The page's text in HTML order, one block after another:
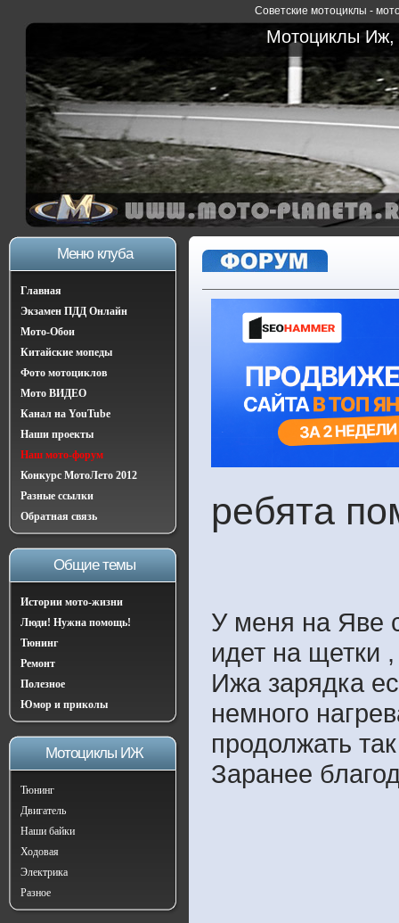
Советские мотоциклы -
Мотоциклы Иж,
Меню клуба
Главная
Экзамен ПДД Онлайн
Мото-Обои
Китайские мопеды
Фото мотоциклов
Мото ВИДЕО
Канал на YouTube
Наши проекты
Наш мото-форум
Конкурс МотоЛето 2012
Разные ссылки
Обратная связь
Общие темы
Истории мото-жизни
Люди! Нужна помощь!
Тюнинг
Ремонт
Полезное
Юмор и приколы
Мотоциклы ИЖ
Тюнинг
Двигатель
Наши байки
Ходовая
Электрика
Разное
ребята
У меня на Яве
идет на щетки
Ижа зарядка
немного
продолжать
Заранее